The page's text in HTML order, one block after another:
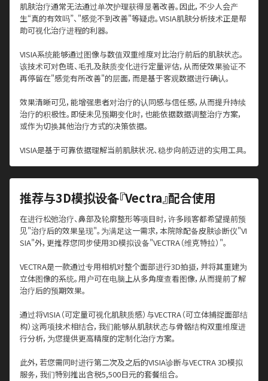
肌肤治疗通常无法通过单次护理获得显著改善。因此，不少人会产
生“真的有效吗”、"感觉不到改善"等疑虑。VISIA肌肤分析技术正是帮
助可视化治疗进程的利器。
VISIA系统能够通过图像与数值双重维度对比治疗前后的肌肤状态。
该技术可对色斑、毛孔及肤质变化进行定量评估，从而使效果验证不
再停留在"感觉有所改善"的层面，而是基于客观数据进行确认。
效果清晰可见，能增强患者对治疗的认同感与信任感，从而提升持续
治疗的积极性。即使未见预期变化时，也能依据数据调整治疗方案，
或作为切换其他治疗方式的决策依据。
VISIA是基于可靠依据理解当前肌肤状况、稳步向前迈进的实用工具。
推荐与3D模拟设备『Vectra』配合使用
在进行松弛治疗、鼻部及轮廓整形等项目时，许多顾客都希望提前预
见"治疗后的效果呈现"。为满足这一需求，本院除配备皮肤诊断仪"VI
SIA"外，更推荐您同步使用3D模拟设备"VECTRA（维克特拉）"。
VECTRA是一款通过专用相机对整个面部进行3D拍摄，并将其重建为
立体图像的系统。用户可在电脑上从多角度查看图像，从而提前了解
治疗后的预期效果。
通过将VISIA（可定量可视化肌肤质感）与VECTRA（可立体捕捉面部结
构）这两项技术相结合，我们能够从肌肤状态与骨骼结构双重维度进
行分析，为您提供更高精度的定制化治疗方案。
此外，若您需同时进行第二次及之后的VISIA诊断与VECTRA 3D模拟
服务，我们特别推出含税5,500日元的套餐组合。